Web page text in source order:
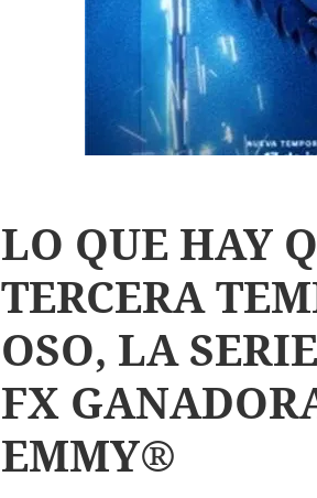
LO QUE HAY
TERCERA
OSO, LA
FX
EMMY®